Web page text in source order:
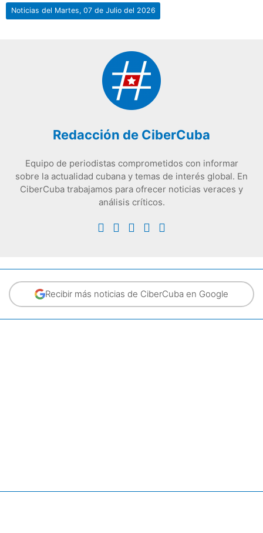
Noticias del Martes, 07 de Julio del 2026
Redacción de CiberCuba
Equipo de periodistas comprometidos con informar
sobre la actualidad cubana y temas de interés global. En
CiberCuba trabajamos para ofrecer noticias veraces y
análisis críticos.
Recibir más noticias de CiberCuba en Google